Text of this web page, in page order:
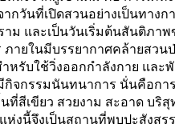
กวันที่เปิดสวนอย่างเป็นทา
ม และเป็นวันเริ่มต้นสันติภา
ายในมีบรรยากาศคล้ายสว
หรับใช้วิ่งออกกำลังกาย แล
จกรรมนันทนาการ นั่นคือก
ที่สีเขียว สวยงาม สะอาด บ
ห่งนี้จึงเป็นสถานที่พบปะสังส